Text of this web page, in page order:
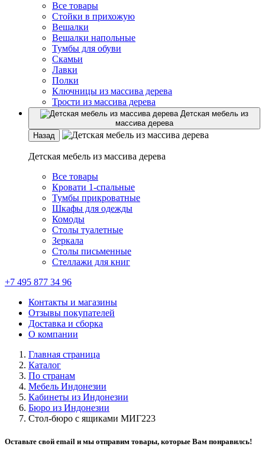
Все товары
Стойки в прихожую
Вешалки
Вешалки напольные
Тумбы для обуви
Скамьи
Лавки
Полки
Ключницы из массива дерева
Трости из массива дерева
Детская мебель из
массива дерева
Назад
Детская мебель из массива дерева
Все товары
Кровати 1-спальные
Тумбы прикроватные
Шкафы для одежды
Комоды
Столы туалетные
Зеркала
Столы письменные
Стеллажи для книг
+7 495 877 34 96
Контакты и магазины
Отзывы покупателей
Доставка и сборка
О компании
Главная страница
Каталог
По странам
Мебель Индонезии
Кабинеты из Индонезии
Бюро из Индонезии
Стол-бюро с ящиками МИГ223
Оставьте свой email и мы отправим товары, которые Вам понравилсь!